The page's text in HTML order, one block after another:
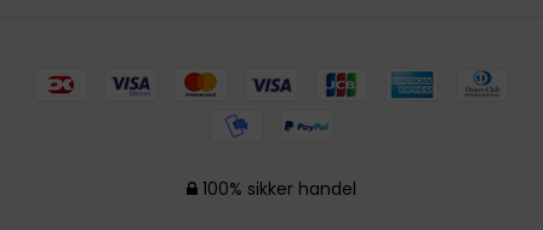
100% sikker handel